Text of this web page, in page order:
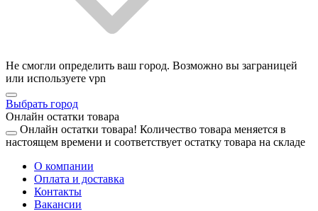
Не смогли определить ваш город. Возможно вы заграницей
или используете vpn
Выбрать город
Онлайн остатки товара
Онлайн остатки товара! Количество товара меняется в
настоящем времени и соответствует остатку товара на складе
О компании
Оплата и доставка
Контакты
Вакансии